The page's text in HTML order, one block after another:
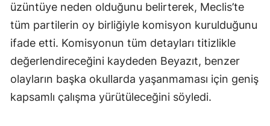
üzüntüye neden olduğunu belirterek, Meclis’te
tüm partilerin oy birliğiyle komisyon kurulduğunu
ifade etti. Komisyonun tüm detayları titizlikle
değerlendireceğini kaydeden Beyazıt, benzer
olayların başka okullarda yaşanmaması için geniş
kapsamlı çalışma yürütüleceğini söyledi.